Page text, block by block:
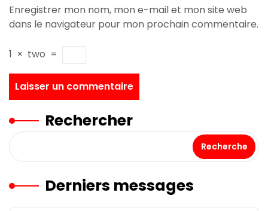
Enregistrer mon nom, mon e-mail et mon site web
dans le navigateur pour mon prochain commentaire.
1 × two =
Rechercher
Recherche
Derniers messages